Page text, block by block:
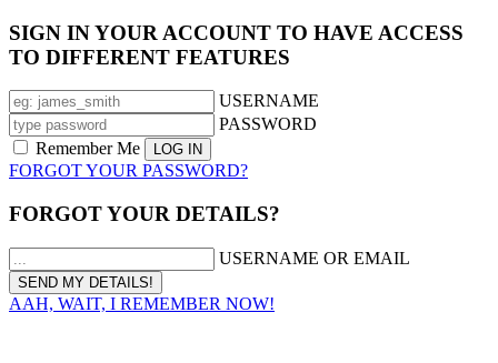
SIGN IN YOUR ACCOUNT TO HAVE ACCESS
TO DIFFERENT FEATURES
USERNAME
PASSWORD
Remember Me
FORGOT YOUR PASSWORD?
FORGOT YOUR DETAILS?
USERNAME OR EMAIL
AAH, WAIT, I REMEMBER NOW!